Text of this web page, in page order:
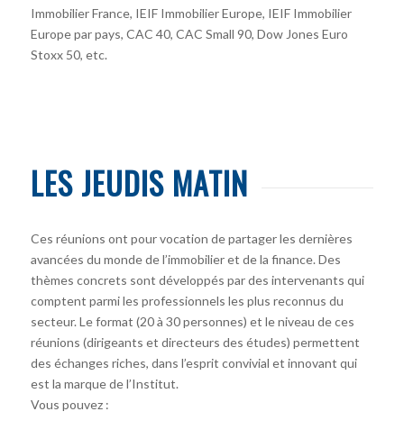
Immobilier France, IEIF Immobilier Europe, IEIF Immobilier
Europe par pays, CAC 40, CAC Small 90, Dow Jones Euro
Stoxx 50, etc.
LES JEUDIS MATIN
Ces réunions ont pour vocation de partager les dernières
avancées du monde de l’immobilier et de la finance. Des
thèmes concrets sont développés par des intervenants qui
comptent parmi les professionnels les plus reconnus du
secteur. Le format (20 à 30 personnes) et le niveau de ces
réunions (dirigeants et directeurs des études) permettent
des échanges riches, dans l’esprit convivial et innovant qui
est la marque de l’Institut.
Vous pouvez :